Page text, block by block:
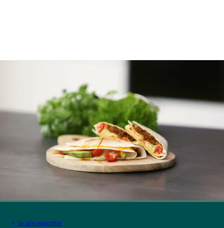
Se alle opskrifter